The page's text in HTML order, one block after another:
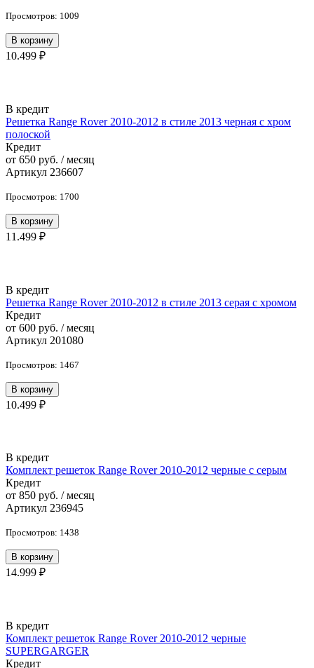
Просмотров: 1009
В корзину
10.499 ₽
В кредит
Решетка Range Rover 2010-2012 в стиле 2013 черная с хром
полоской
Кредит
от 650 руб. / месяц
Артикул 236607
Просмотров: 1700
В корзину
11.499 ₽
В кредит
Решетка Range Rover 2010-2012 в стиле 2013 серая с хромом
Кредит
от 600 руб. / месяц
Артикул 201080
Просмотров: 1467
В корзину
10.499 ₽
В кредит
Комплект решеток Range Rover 2010-2012 черные с серым
Кредит
от 850 руб. / месяц
Артикул 236945
Просмотров: 1438
В корзину
14.999 ₽
В кредит
Комплект решеток Range Rover 2010-2012 черные
SUPERGARGER
Кредит